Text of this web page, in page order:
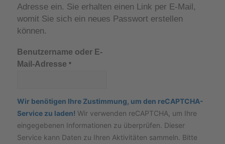
Adresse ein. Sie erhalten einen Link per E-Mail,
womit Sie sich ein neues Passwort erstellen
können.
Benutzername oder E-
Mail-Adresse *
Wir benötigen Ihre Zustimmung, um den reCAPTCHA-
Service zu laden! Wir verwenden reCAPTCHA, um Ihre
eingegebenen Informationen zu überprüfen. Dieser
Service kann Daten zu Ihren Aktivitäten sammeln. Bitte